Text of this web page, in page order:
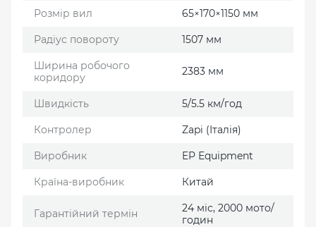
Розмір вил 65×170×1150 мм
Радіус повороту 1507 мм
Ширина робочого
коридору
2383 мм
Швидкість 5/5.5 км/год
Контролер Zapi (Італія)
Виробник EP Еquipment
Країна-виробник Китай
Гарантійний термін
24 міс, 2000 мото/
годин